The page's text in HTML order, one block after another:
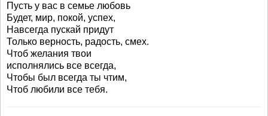
Пусть у вас в семье любовь
Будет, мир, покой, успех,
Навсегда пускай придут
Только верность, радость, смех.
Чтоб желания твои
исполнялись все всегда,
Чтобы был всегда ты чтим,
Чтоб любили все тебя.